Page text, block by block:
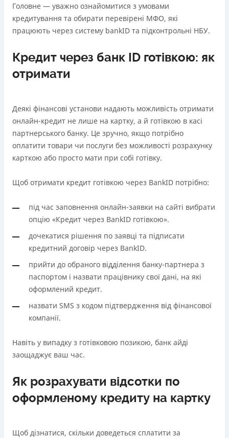
Головне — уважно ознайомитися з умовами
кредитування та обирати перевірені МФО, які
працюють через систему bankID та підконтрольні НБУ.
Кредит через банк ID готівкою: як
отримати
Деякі фінансові установи надають можливість отримати
онлайн-кредит не лише на картку, а й готівкою в касі
партнерського банку. Це зручно, якщо потрібно
оплатити товари чи послуги без можливості розрахунку
карткою або просто мати при собі готівку.
Щоб отримати кредит готівкою через BankID потрібно:
під час заповнення онлайн-заявки на сайті вибрати
опцію «Кредит через BankID готівкою».
дочекатися рішення по заявці та підписати
кредитний договір через BankID.
прийти до обраного відділення банку-партнера з
паспортом і назвати працівнику свої дані, на які
оформлений кредит.
назвати SMS з кодом підтвердження від фінансової
компанії.
Навіть у випадку з готівковою позикою, банк айді
заощаджує ваш час.
Як розрахувати відсотки по
оформленому кредиту на картку
Щоб дізнатися, скільки доведеться сплатити за